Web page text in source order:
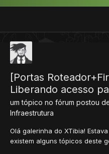
[Portas
Liberando acesso
um tópico no fórum postou
Infraestrutura
Olá galerinha do XTibia!
existem alguns tópicos deste